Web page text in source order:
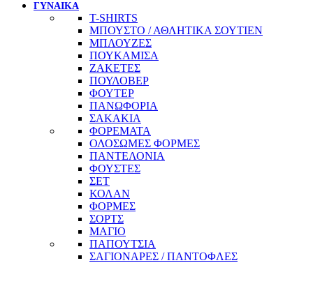
ΓΥΝΑΙΚΑ
T-SHIRTS
ΜΠΟΥΣΤΟ / ΑΘΛΗΤΙΚΑ ΣΟΥΤΙΕΝ
ΜΠΛΟΥΖΕΣ
ΠΟΥΚΑΜΙΣΑ
ΖΑΚΕΤΕΣ
ΠΟΥΛΟΒΕΡ
ΦΟΥΤΕΡ
ΠΑΝΩΦΟΡΙΑ
ΣΑΚΑΚΙΑ
ΦΟΡΕΜΑΤΑ
ΟΛΟΣΩΜΕΣ ΦΟΡΜΕΣ
ΠΑΝΤΕΛΟΝΙΑ
ΦΟΥΣΤΕΣ
ΣΕΤ
ΚΟΛΑΝ
ΦΟΡΜΕΣ
ΣΟΡΤΣ
ΜΑΓΙΟ
ΠΑΠΟΥΤΣΙΑ
ΣΑΓΙΟΝΑΡΕΣ / ΠΑΝΤΟΦΛΕΣ